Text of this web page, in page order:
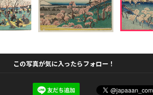
この写真が気に入ったらフォロー！